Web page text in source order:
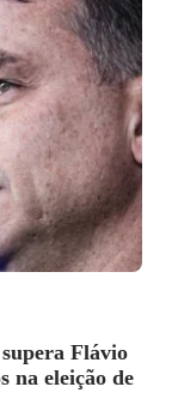
Flávio
na eleição de